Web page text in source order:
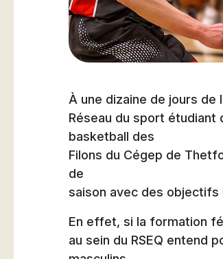
Natation
Badminton
Flag Football
À une dizaine de jours
Réseau du sport étudiant
basketball des
Filons du Cégep de
de
saison avec des
En effet, si la formation
au sein du RSEQ entend